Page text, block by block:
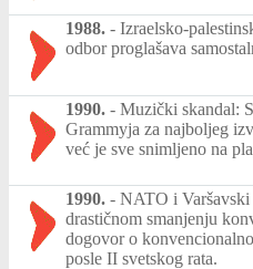
1988. - Izraelsko-
odbor proglašava
1990. - Muzički skandal:
Grammyja za najboljeg
već je sve snimljeno na
1990. - NATO i Varšavski
drastičnom smanjenju
dogovor o
posle II svetskog rata.